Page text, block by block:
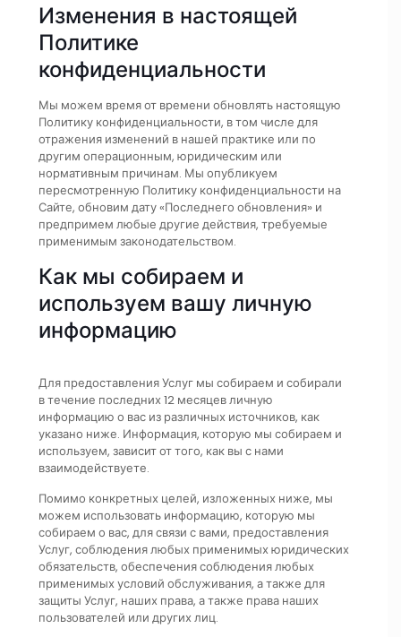
Изменения в настоящей
Политике
конфиденциальности
Мы можем время от времени обновлять настоящую
Политику конфиденциальности, в том числе для
отражения изменений в нашей практике или по
другим операционным, юридическим или
нормативным причинам. Мы опубликуем
пересмотренную Политику конфиденциальности на
Сайте, обновим дату «Последнего обновления» и
предпримем любые другие действия, требуемые
применимым законодательством.
Как мы собираем и
используем вашу личную
информацию
Для предоставления Услуг мы собираем и собирали
в течение последних 12 месяцев личную
информацию о вас из различных источников, как
указано ниже. Информация, которую мы собираем и
используем, зависит от того, как вы с нами
взаимодействуете.
Помимо конкретных целей, изложенных ниже, мы
можем использовать информацию, которую мы
собираем о вас, для связи с вами, предоставления
Услуг, соблюдения любых применимых юридических
обязательств, обеспечения соблюдения любых
применимых условий обслуживания, а также для
защиты Услуг, наших права, а также права наших
пользователей или других лиц.